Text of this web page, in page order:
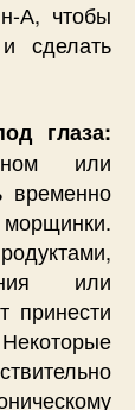
А, чтобы
сделать
глаза:
или
временно
морщинки.
или
принести